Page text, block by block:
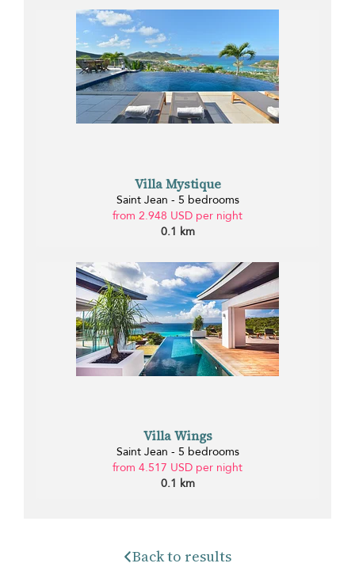
Villa Mystique
Saint Jean - 5 bedrooms
from 2.948 USD per night
0.1 km
Villa Wings
Saint Jean - 5 bedrooms
from 4.517 USD per night
0.1 km
Back to results